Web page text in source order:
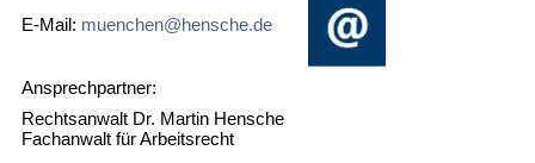
E-Mail: muenchen@hensche.de
Ansprechpartner:
Rechtsanwalt Dr. Martin Hensche
Fachanwalt für Arbeitsrecht